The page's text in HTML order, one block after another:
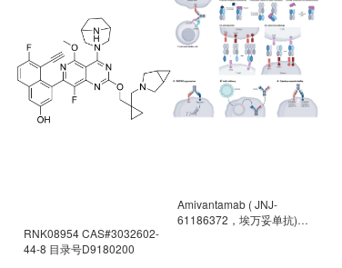
RNK08954 CAS#3032602-
44-8 目录号D9180200
Amivantamab ( JNJ-
61186372，埃万妥单抗)